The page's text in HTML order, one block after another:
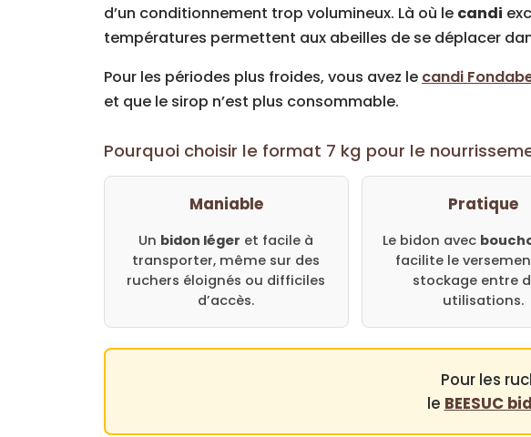
d’un conditionnement trop volumineux. Là où le candi
températures permettent aux abeilles de se déplacer
Pour les périodes plus froides, vous avez le candi
et que le sirop n’est plus consommable.
Pourquoi choisir le format 7 kg pour le
Maniable
Un bidon léger et facile à
transporter, même sur des
ruchers éloignés ou difficiles
d’accès.
Pratique
Le bidon avec
facilite le
stockage entre
utilisations.
Pour les
le BEESUC